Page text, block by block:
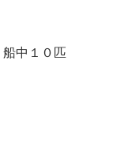
中１０匹